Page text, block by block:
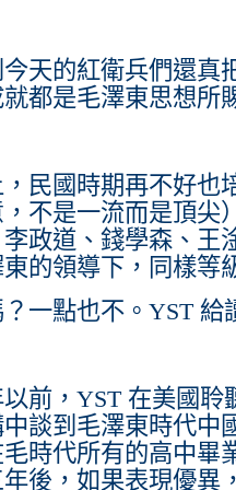
天的紅衛兵們還真
都是毛澤東思想所
民國時期再不好也
，不是一流而是頂
政道、錢學森、王
的領導下，同樣等
一點也不。YST 給
前，YST 在美國
談到毛澤東時代中
時代所有的高中畢
後，如果表現優異